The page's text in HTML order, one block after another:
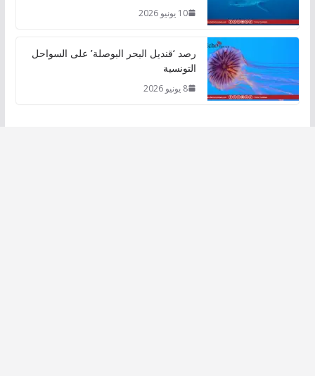
10 يونيو 2026
رصد ‘قنديل البحر البوصلة’ على السواحل
التونسية
8 يونيو 2026